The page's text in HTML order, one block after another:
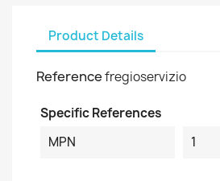
Product Details
Referencefregioservizio
Specific References
MPN
1